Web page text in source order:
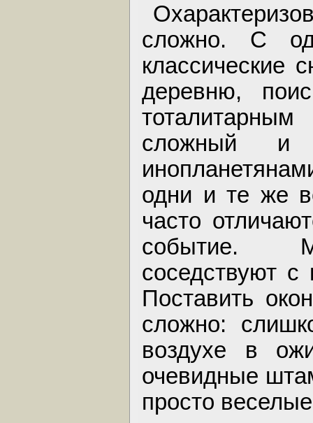
сложно. С
классические
деревню,
сложный и
одни и те же
часто
событие.
соседствуют
Поставить
сложно:
воздухе в
очевидные
просто